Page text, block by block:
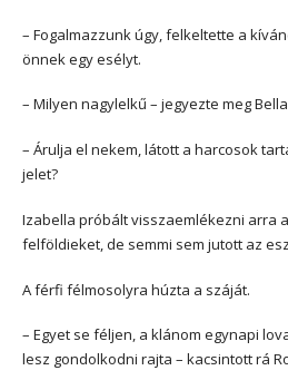
– Fogalmazzunk úgy, felkeltette a
önnek egy esélyt.
– Milyen nagylelkű – jegyezte meg
– Árulja el nekem, látott a harcosok
jelet?
Izabella próbált visszaemlékezni arra
felföldieket, de semmi sem jutott az
A férfi félmosolyra húzta a száját.
– Egyet se féljen, a klánom egynapi
lesz gondolkodni rajta – kacsintott rá